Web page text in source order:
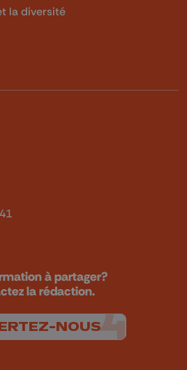
la diversité
à partager?
la rédaction.
NOUS